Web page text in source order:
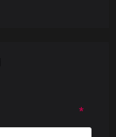
*